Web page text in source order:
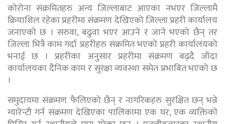
कोरोना संक्रमितहरु अन्य जिल्लाबाट आएका नभएर जिल्लामै
क्रियाशिल रहेका प्रहरीमा संक्रमण देखिएको जिल्ला प्रहरी कार्यालय
जनाएको छ । सरुवा, बढुवा भएर आउने र जाने भएको छैन् तर
जिल्ला भित्रै काम गर्दा प्रहरीहरु संक्रमित भएको प्रहरी कार्यालयको
भनाई छ । प्रहरीका अनुसार प्रहरीमा संक्रमण बढ्दै जाँदा
कार्यालयका दैनिक काम र सुरक्षा व्यवस्था समेत प्रभाबित भएको छ
।
समुदायमा संक्रमण फैलिएको छैन् र नागरिकहरु सुरक्षित छन् भन्ने
ग्यारेन्टी गर्न संक्रमण देखिएका पालिकामा एक घर, एक व्यक्तिको